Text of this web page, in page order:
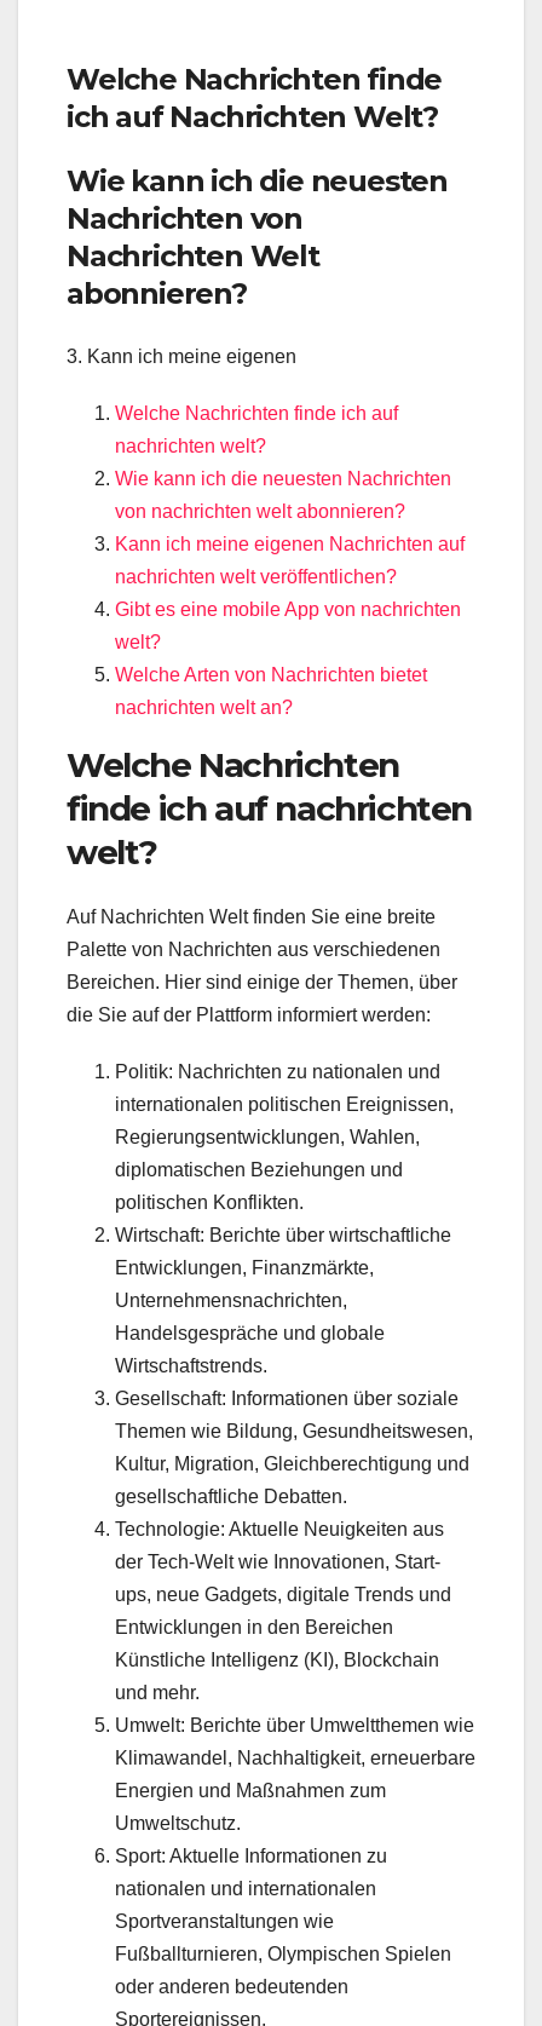
Welche Nachrichten finde
ich auf Nachrichten Welt?
Wie kann ich die neuesten
Nachrichten von
Nachrichten Welt
abonnieren?
3. Kann ich meine eigenen
Welche Nachrichten finde ich auf
nachrichten welt?
Wie kann ich die neuesten Nachrichten
von nachrichten welt abonnieren?
Kann ich meine eigenen Nachrichten auf
nachrichten welt veröffentlichen?
Gibt es eine mobile App von nachrichten
welt?
Welche Arten von Nachrichten bietet
nachrichten welt an?
Welche Nachrichten
finde ich auf nachrichten
welt?
Auf Nachrichten Welt finden Sie eine breite
Palette von Nachrichten aus verschiedenen
Bereichen. Hier sind einige der Themen, über
die Sie auf der Plattform informiert werden:
Politik: Nachrichten zu nationalen und
internationalen politischen Ereignissen,
Regierungsentwicklungen, Wahlen,
diplomatischen Beziehungen und
politischen Konflikten.
Wirtschaft: Berichte über wirtschaftliche
Entwicklungen, Finanzmärkte,
Unternehmensnachrichten,
Handelsgespräche und globale
Wirtschaftstrends.
Gesellschaft: Informationen über soziale
Themen wie Bildung, Gesundheitswesen,
Kultur, Migration, Gleichberechtigung und
gesellschaftliche Debatten.
Technologie: Aktuelle Neuigkeiten aus
der Tech-Welt wie Innovationen, Start-
ups, neue Gadgets, digitale Trends und
Entwicklungen in den Bereichen
Künstliche Intelligenz (KI), Blockchain
und mehr.
Umwelt: Berichte über Umweltthemen wie
Klimawandel, Nachhaltigkeit, erneuerbare
Energien und Maßnahmen zum
Umweltschutz.
Sport: Aktuelle Informationen zu
nationalen und internationalen
Sportveranstaltungen wie
Fußballturnieren, Olympischen Spielen
oder anderen bedeutenden
Sportereignissen.